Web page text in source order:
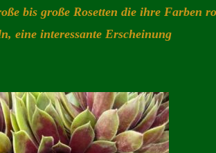
bis große Rosetten die ihre Farben
eine interessante Erscheinung